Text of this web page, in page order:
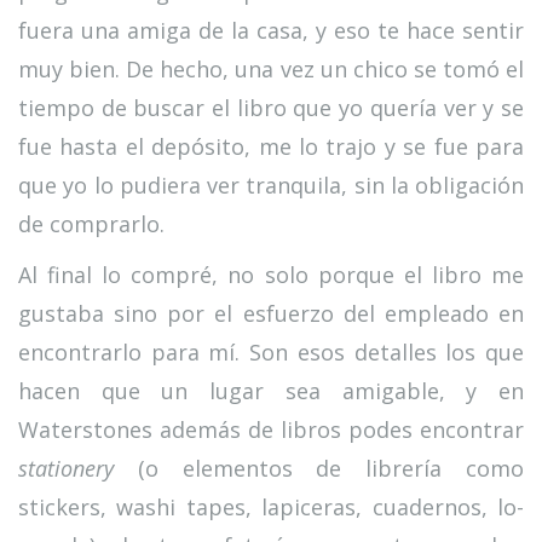
fuera una amiga de la casa, y eso te hace sentir
muy bien. De hecho, una vez un chico se tomó el
tiempo de buscar el libro que yo quería ver y se
fue hasta el depósito, me lo trajo y se fue para
que yo lo pudiera ver tranquila, sin la obligación
de comprarlo.
Al final lo compré, no solo porque el libro me
gustaba sino por el esfuerzo del empleado en
encontrarlo para mí. Son esos detalles los que
hacen que un lugar sea amigable, y en
Waterstones además de libros podes encontrar
stationery(o elementos de librería como
stickers, washi tapes, lapiceras, cuadernos, lo-